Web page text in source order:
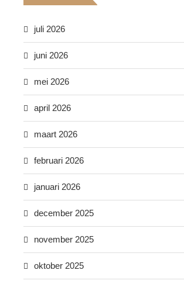
juli 2026
juni 2026
mei 2026
april 2026
maart 2026
februari 2026
januari 2026
december 2025
november 2025
oktober 2025